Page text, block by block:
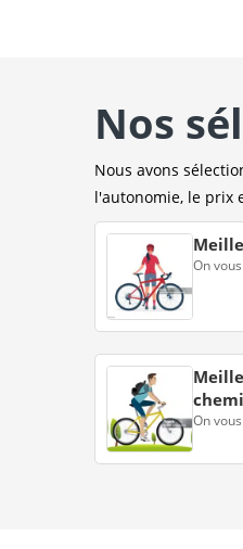
Nos
Nous avons
l'autonomie, le prix
On
On